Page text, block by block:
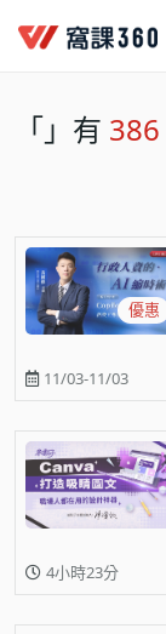
今天想
窩課推薦給您
「」有 386
優惠
11/03-11/03
4小時23分